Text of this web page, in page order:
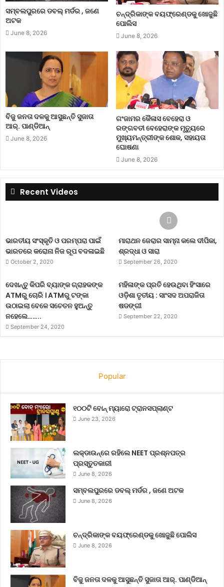
ସମ୍ବଲପୁରରେ ଡବଲ୍ ମର୍ଡର , ଜଣେ
ଅଟକ
June 8, 2026
ଚନ୍ଦ୍ରିକାଙ୍କ ବୟଫ୍ରେଣ୍ଡକୁ ଖୋଜୁଛି
ପୋଲିସ
June 8, 2026
ବିଜୁ ଜନତା ଦଳକୁ ଆସୁଛନ୍ତି ସୁଜାତା
ଆର୍‌. ପାଣ୍ଡିଆନ୍
June 8, 2026
ଗଂଜାମର କୈଳାସ ବେହେରା ଓ
ରଙ୍ଗବତୀ ବେହେରାଙ୍କ ମୃତ୍ୟୁରେ
ମୁଖ୍ୟମନ୍ତ୍ରୀଙ୍କ ଶୋକ, ସହାୟତା
ଘୋଷଣା
June 8, 2026
Recent Videos
ଭାରତୀୟ ସଂସ୍କୃତି ଓ ପରମ୍ପରା ପାଇଁ
ଭାରତରେ କରୋନା ନିଜ ରୂପ ବଦଳାଇଛି
October 2, 2020
ମାରାଥନ ଜେରାର ସାମ୍ନା କଲେ ଦୀପିକା,
ଶ୍ରଦ୍ଧା ଓ ସାରା
September 26, 2020
ଦେଖନ୍ତୁ କିପରି ବ୍ୟାଙ୍କ ଗ୍ରାହକଙ୍କ
ATMରୁ ଚୋରି । ATMରୁ ଟଙ୍କା
ଉଠାଇଲା ବେଳେ ସଚେତନ ହୁଅନ୍ତୁ
ନହେଲେ……..
September 24, 2020
ମହିଳାଙ୍କ ପ୍ରତି ହେଉଥିବା ହିଂସାରେ
ଓଡ଼ିଶା ତୃତୀୟ : ସାଂସଦ ଅପରାଜିତା
ଷଡଙ୍ଗୀ
September 22, 2020
Popular
୧୦୦ଟି ବୋନ୍ ମ୍ୟାରୋ ଟ୍ରାନସପ୍ଲାଣ୍ଟ
June 23, 2026
ଲକ୍‌ଡାଉନ୍‌ରେ ରହିଲେ NEET ପ୍ରଶ୍ନପତ୍ର
ପ୍ରସ୍ତୁତକାରୀ
June 8, 2026
ସମ୍ବଲପୁରରେ ଡବଲ୍ ମର୍ଡର , ଜଣେ ଅଟକ
June 8, 2026
ଚନ୍ଦ୍ରିକାଙ୍କ ବୟଫ୍ରେଣ୍ଡକୁ ଖୋଜୁଛି ପୋଲିସ
June 8, 2026
ବିଜୁ ଜନତା ଦଳକୁ ଆସୁଛନ୍ତି ସୁଜାତା ଆର୍‌. ପାଣ୍ଡିଆନ୍